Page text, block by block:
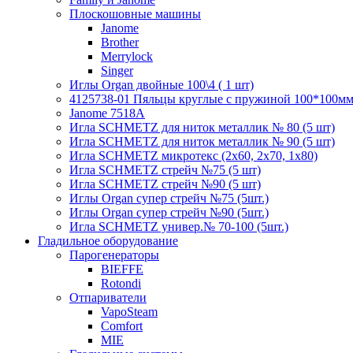
Плоскошовные машины
Janome
Brother
Merrylock
Singer
Иглы Organ двойные 100\4 ( 1 шт)
4125738-01 Пяльцы круглые с пружиной
Janome 7518A
Игла SCHMETZ для ниток металлик № 80 (5 шт)
Игла SCHMETZ для ниток металлик № 90 (5 шт)
Игла SCHMETZ микротекс (2х60, 2х70, 1х80)
Игла SCHMETZ стрейч №75 (5 шт)
Игла SCHMETZ стрейч №90 (5 шт)
Иглы Organ супер стрейч №75 (5шт.)
Иглы Organ супер стрейч №90 (5шт.)
Игла SCHMETZ универ.№ 70-100 (5шт.)
Гладильное оборудование
Парогенераторы
BIEFFE
Rotondi
Отпариватели
VapoSteam
Comfort
MIE